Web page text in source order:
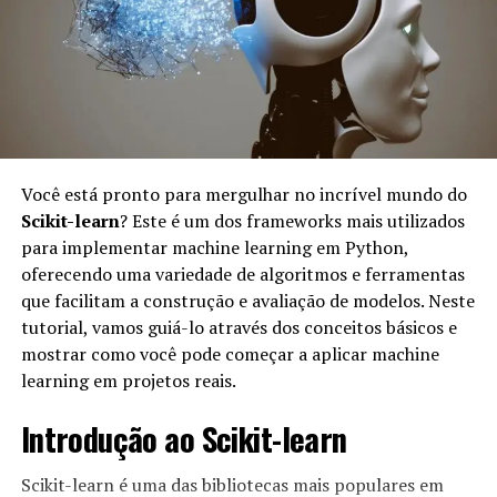
desenvolvimento (Dev) e operações (Ops), melhorando a
colaboração e a eficiência. Aqui estão algumas razões
pelas quais o MLOps é importante:
O MLOps permite automação de
processos, minimizando erros manuais e
Reprodutibilidade:Com boas práticas de MLOps,
é mais fácil reproduzir resultados, garantidos
através de versionamento de modelos e dados.
Escalabilidade:Permite que projetos de IA
cresçam de forma eficiente, lidando com mais
dados e aumentando a complexidade dos modelos
sem perder desempenho.
Monitoramento contínuo:O MLOps facilita o
monitoramento de modelos em produção,
identificando rapidamente quando um modelo não
Você está pronto para mergulhar no incrível mundo do
Scikit-learn? Este é um dos frameworks mais utilizados
para implementar machine learning em Python,
oferecendo uma variedade de algoritmos e ferramentas
que facilitam a construção e avaliação de modelos. Neste
tutorial, vamos guiá-lo através dos conceitos básicos e
mostrar como você pode começar a aplicar machine
learning em projetos reais.
Introdução ao Scikit-learn
Scikit-learn é uma das bibliotecas mais populares em